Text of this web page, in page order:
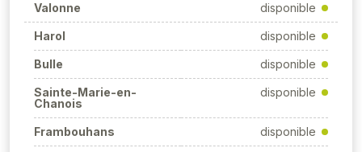
Valonne disponible
Harol disponible
Bulle disponible
Sainte-Marie-en-
Chanois
disponible
Frambouhans disponible